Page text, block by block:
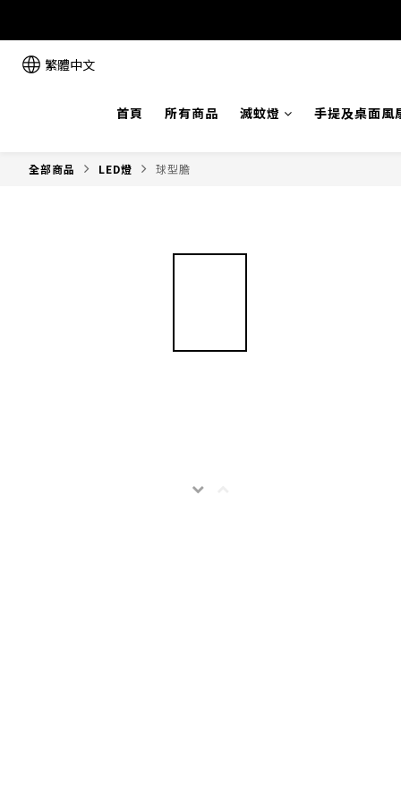
繁體中文
首頁 所有商品 滅蚊燈 手提及桌面風
全部商品 LED燈 球型膽